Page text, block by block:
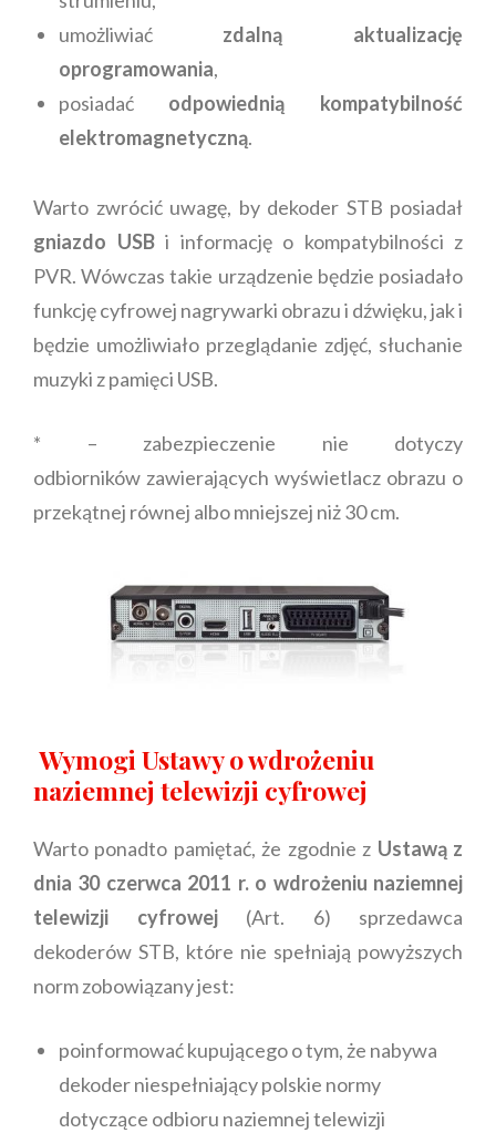
umożliwiać zdalną aktualizację
oprogramowania,
posiadać odpowiednią kompatybilność
elektromagnetyczną.
Warto zwrócić uwagę, by dekoder STB posiadał
gniazdo USBi informację o kompatybilności z
PVR. Wówczas takie urządzenie będzie posiadało
funkcję cyfrowej nagrywarki obrazu i dźwięku, jak i
będzie umożliwiało przeglądanie zdjęć, słuchanie
muzyki z pamięci USB.
* – zabezpieczenie nie dotyczy
odbiorników zawierających wyświetlacz obrazu o
przekątnej równej albo mniejszej niż 30 cm.
Wymogi Ustawy o wdrożeniu
naziemnej telewizji cyfrowej
Warto ponadto pamiętać, że zgodnie z Ustawą z
dnia 30 czerwca 2011 r. o wdrożeniu naziemnej
telewizji cyfrowej(Art. 6) sprzedawca
dekoderów STB, które nie spełniają powyższych
norm zobowiązany jest:
poinformować kupującego o tym, że nabywa
dekoder niespełniający polskie normy
dotyczące odbioru naziemnej telewizji